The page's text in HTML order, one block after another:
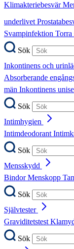
Klimakteriebesvär
underlivet
Svampinfektion Torra
Sök
Inkontinens och
Absorberande
män Inkontinens
Sök
Intimhygien
Intimdeodorant
Sök
Mensskydd
BindorMenskopp
Sök
Självtester
Graviditetstest
Sök